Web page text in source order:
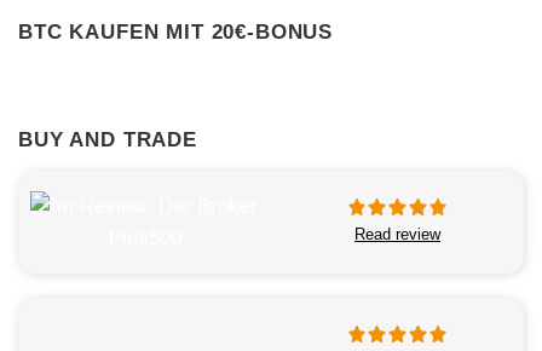
BTC KAUFEN MIT 20€-BONUS
BUY AND TRADE
Read review